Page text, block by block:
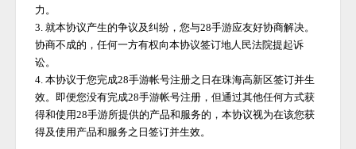
力。
3. 就本协议产生的争议及纠纷，您与28手游应友好协商解决。
协商不成的，任何一方有权向本协议签订地人民法院提起诉
讼。
4. 本协议于您完成28手游帐号注册之日在珠海高新区签订并生
效。即便您没有完成28手游帐号注册，但通过其他任何方式获
得和使用28手游所提供的产品和服务的，本协议视为在该您获
得及使用产品和服务之日签订并生效。